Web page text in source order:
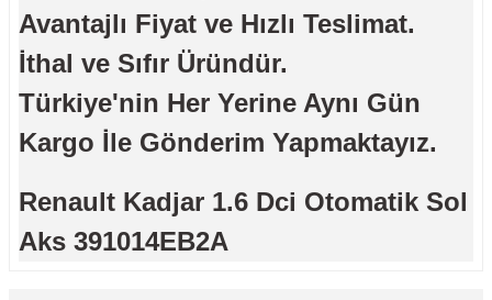
Avantajlı Fiyat ve Hızlı Teslimat.
İthal ve Sıfır Üründür.
Türkiye'nin Her Yerine Aynı Gün
Kargo İle Gönderim Yapmaktayız.
Renault Kadjar 1.6 Dci Otomatik Sol
Aks 391014EB2A